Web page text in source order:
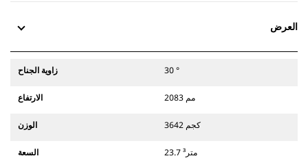
العرض
زاوية الجناح 30 °
الارتفاع 2083 مم
الوزن 3642 كجم
السعة 23.7 متر³